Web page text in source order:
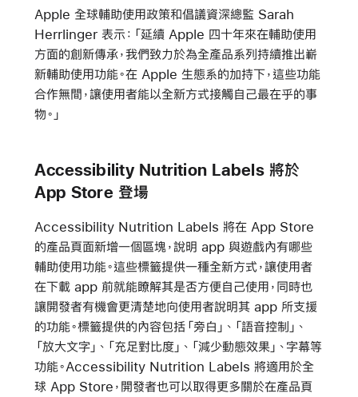
Apple 全球輔助使用政策和倡議資深總監 Sarah
Herrlinger 表示：「延續 Apple 四十年來在輔助使用
方面的創新傳承，我們致力於為全產品系列持續推出嶄
新輔助使用功能。在 Apple 生態系的加持下，這些功能
合作無間，讓使用者能以全新方式接觸自己最在乎的事
物。」
Accessibility Nutrition Labels 將於
App Store 登場
Accessibility Nutrition Labels 將在 App Store
的產品頁面新增一個區塊，說明 app 與遊戲內有哪些
輔助使用功能。這些標籤提供一種全新方式，讓使用者
在下載 app 前就能瞭解其是否方便自己使用，同時也
讓開發者有機會更清楚地向使用者說明其 app 所支援
的功能。標籤提供的內容包括「旁白」、「語音控制」、
「放大文字」、「充足對比度」、「減少動態效果」、字幕等
功能。Accessibility Nutrition Labels 將適用於全
球 App Store，開發者也可以取得更多關於在產品頁